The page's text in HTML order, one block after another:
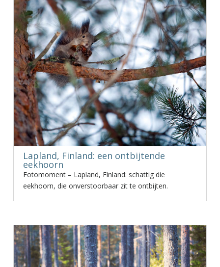
Lapland, Finland: een ontbijtende
eekhoorn
Fotomoment – Lapland, Finland: schattig die
eekhoorn, die onverstoorbaar zit te ontbijten.